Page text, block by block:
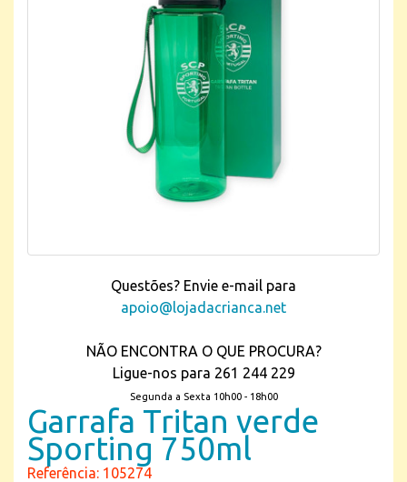
Questões? Envie e-mail para
apoio@lojadacrianca.net
NÃO ENCONTRA O QUE PROCURA?
Ligue-nos para 261 244 229
Segunda a Sexta 10h00 - 18h00
Garrafa Tritan verde
Sporting 750ml
Referência: 105274